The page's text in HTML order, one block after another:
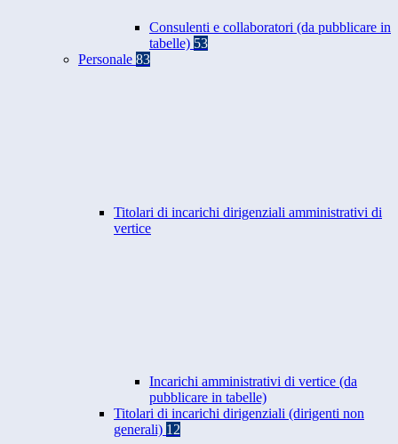
Consulenti e collaboratori (da pubblicare in
tabelle) 53
Personale 83
Titolari di incarichi dirigenziali amministrativi di
vertice
Incarichi amministrativi di vertice (da
pubblicare in tabelle)
Titolari di incarichi dirigenziali (dirigenti non
generali) 12